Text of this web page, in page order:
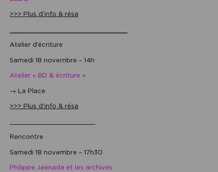
>>> Plus d’info & résa
Atelier d’écriture
Samedi 18 novembre – 14h
Atelier « BD & écriture »
→ La Place
>>> Plus d’info & résa
Rencontre
Samedi 18 novembre – 17h30
Philippe Jaenada et les archives